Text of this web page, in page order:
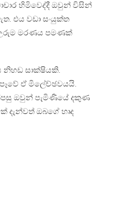
හිමිවෙද්දී ඔවුන් විසින්
එය වඩා සංයුක්ත
උරුම මරණය පමණක්
නිහඩ සාක්ෂියකි.
ඒ මිලේච්ඡවයයි.
ඔවුන් පැමිණියේ දකුණ
දැන්වත් ඔබගේ හෘද